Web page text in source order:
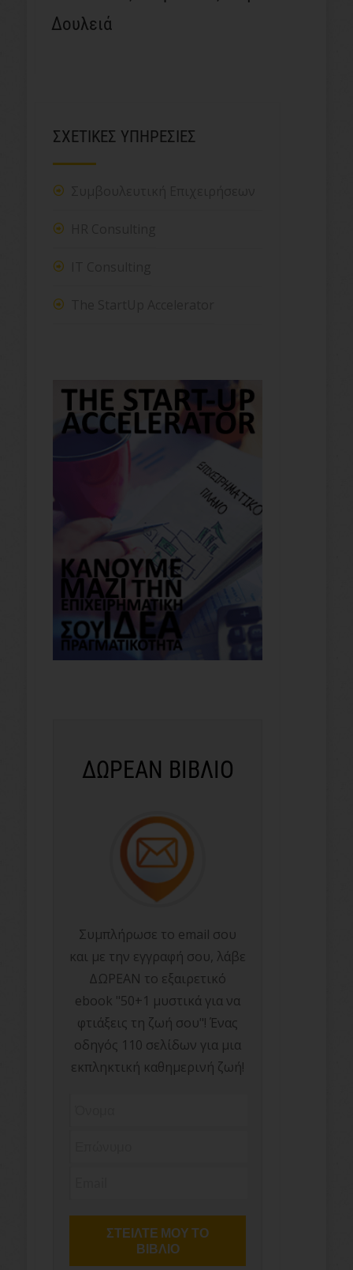
Δουλειά
ΣΧΕΤΙΚΕΣ ΥΠΗΡΕΣΙΕΣ
ΔΩΡΕΑΝ ΒΙΒΛΙΟ
Συμπλήρωσε το email σου
και με την εγγραφή σου, λάβε
ΔΩΡΕΑΝ το εξαιρετικό
ebook "50+1 μυστικά για να
φτιάξεις τη ζωή σου"! Ένας
οδηγός 110 σελίδων για μια
εκπληκτική καθημερινή ζωή!